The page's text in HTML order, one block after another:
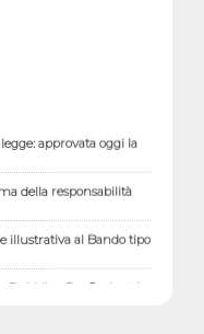
approvata oggi la
della responsabilità
illustrativa al Bando tipo
Pubblica Confindustria